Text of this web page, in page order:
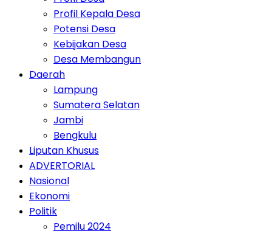
Profil Kepala Desa
Potensi Desa
Kebijakan Desa
Desa Membangun
Daerah
Lampung
Sumatera Selatan
Jambi
Bengkulu
Liputan Khusus
ADVERTORIAL
Nasional
Ekonomi
Politik
Pemilu 2024